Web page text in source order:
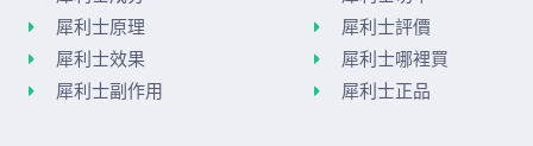
犀利士原理
犀利士效果
犀利士副作用
犀利士評價
犀利士哪裡買
犀利士正品